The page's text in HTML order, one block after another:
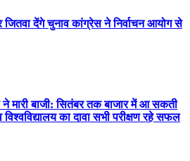
देंगे चुनाव कांग्रेस ने निर्वाचन आयोग से
मारी बाजी: सितंबर तक बाजार में आ सकती
का दावा सभी परीक्षण रहे सफल